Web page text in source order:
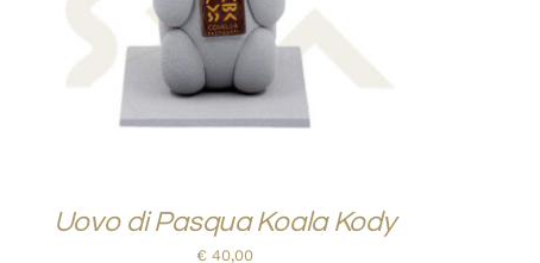
Uovo di Pasqua Koala Kody
€40,00